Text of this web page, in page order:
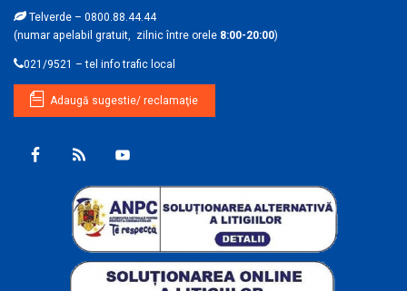
Telverde – 0800.88.44.44
(numar apelabil gratuit, zilnic între orele 8:00-20:00)
021/9521 – tel info trafic local
Adaugă sugestie/ reclamaţie